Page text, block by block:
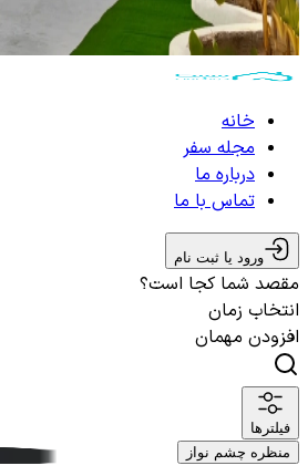
خانه
مجله سفر
درباره ما
تماس با ما
ورود یا ثبت نام
مقصد شما کجا است؟
انتخاب زمان
افزودن مهمان
فیلترها
منظره چشم نواز